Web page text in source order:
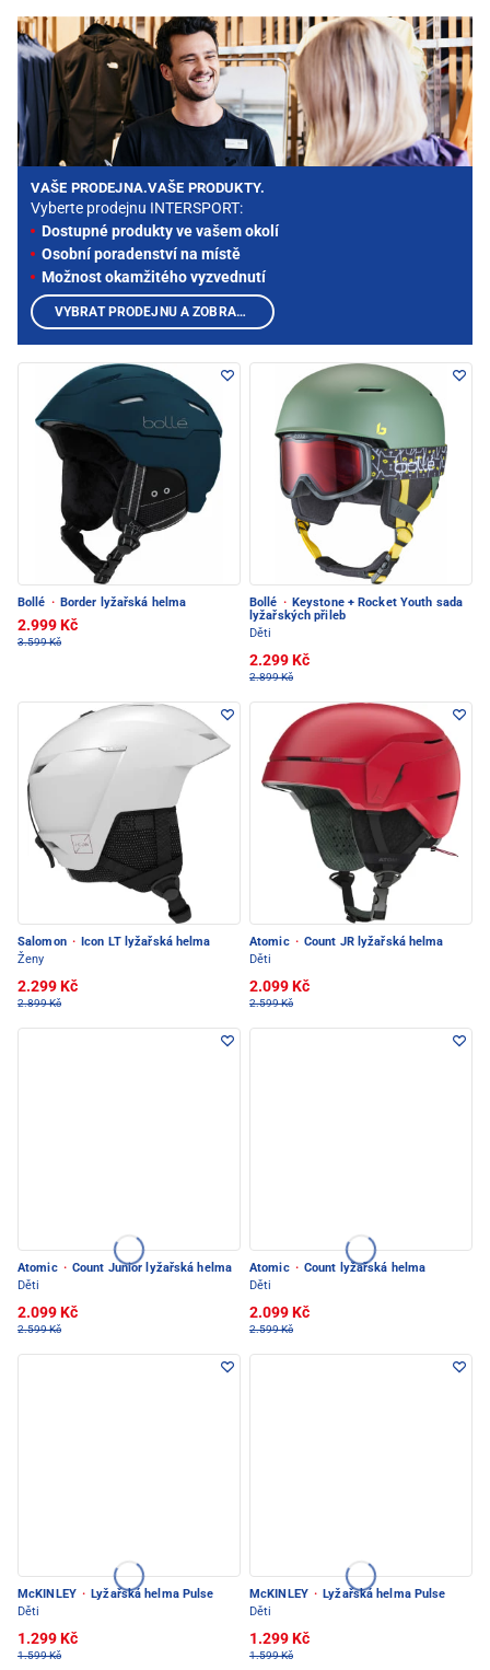
Bollé · Border lyžařská helma
2.999 Kč
3.599 Kč
Bollé · Keystone + Rocket Youth sada
lyžařských přileb
Děti
2.299 Kč
2.899 Kč
Salomon ·
Icon LT lyžařská helma
Ženy
2.299 Kč
2.899 Kč
Atomic · Count JR lyžařská helma
Děti
2.099 Kč
2.599 Kč
Atomic · Count Junior lyžařská helma
Děti
2.099 Kč
2.599 Kč
Atomic · Count lyžařská helma
Děti
2.099 Kč
2.599 Kč
McKINLEY · Lyžařská helma Pulse
Děti
1.299 Kč
1.599 Kč
McKINLEY · Lyžařská helma Pulse
Děti
1.299 Kč
1.599 Kč
VAŠE PRODEJNA.VAŠE PRODUKTY.
Vyberte prodejnu INTERSPORT:
Dostupné produkty ve vašem okolí
Osobní poradenství na místě
Možnost okamžitého vyzvednutí
VYBRAT PRODEJNU A ZOBRAZIT PRODUKTY